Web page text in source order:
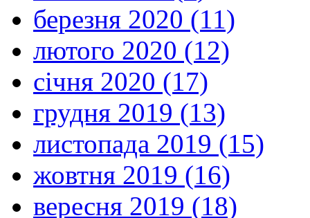
березня 2020 (11)
лютого 2020 (12)
січня 2020 (17)
грудня 2019 (13)
листопада 2019 (15)
жовтня 2019 (16)
вересня 2019 (18)